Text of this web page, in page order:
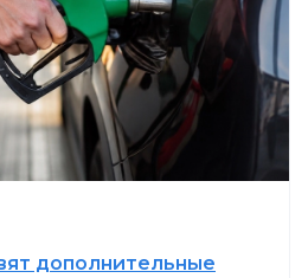
дополнительные